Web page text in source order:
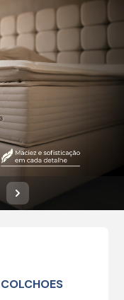
Próximo